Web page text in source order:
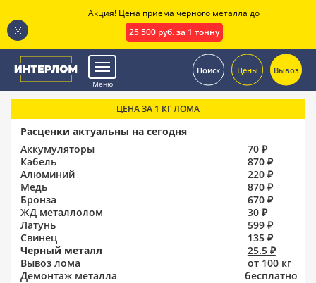
Меню
Поиск Цены Вывоз
ЦЕНА ЗА 1 КГ ЛОМА
Расценки актуальны на сегодня
Аккумуляторы
70 ₽
Кабель
870 ₽
Алюминий
220 ₽
Медь
870 ₽
Бронза
670 ₽
ЖД металлолом
30 ₽
Латунь
599 ₽
Свинец
135 ₽
Черный металл
25.5 ₽
Вывоз лома
от 100 кг
Демонтаж металла
бесплатно
Акция! Цена приема черного металла до
25 500 руб. за 1 тонну
.